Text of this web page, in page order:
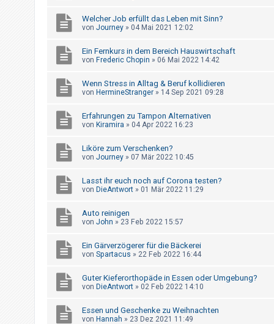
Welcher Job erfüllt das Leben mit Sinn?
von Journey » 04 Mai 2021 12:02
Ein Fernkurs in dem Bereich Hauswirtschaft
von Frederic Chopin » 06 Mai 2022 14:42
Wenn Stress in Alltag & Beruf kollidieren
von HermineStranger » 14 Sep 2021 09:28
Erfahrungen zu Tampon Alternativen
von Kiramira » 04 Apr 2022 16:23
Liköre zum Verschenken?
von Journey » 07 Mär 2022 10:45
Lasst ihr euch noch auf Corona testen?
von DieAntwort » 01 Mär 2022 11:29
Auto reinigen
von John » 23 Feb 2022 15:57
Ein Gärverzögerer für die Bäckerei
von Spartacus » 22 Feb 2022 16:44
Guter Kieferorthopäde in Essen oder Umgebung?
von DieAntwort » 02 Feb 2022 14:10
Essen und Geschenke zu Weihnachten
von Hannah » 23 Dez 2021 11:49